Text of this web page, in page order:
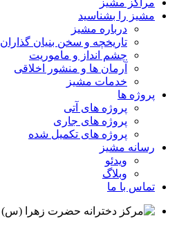
مراکز مشیز
مشیز را بشناسید
درباره مشیز
تاریخچه و سخن بنیان گذاران
چشم انداز و ماموریت
آرمان ها و منشور اخلاقی
خدمات مشیز
پروژه ها
پروژه های آتی
پروژه های جاری
پروژه های تکمیل شده
رسانه مشیز
ویدئو
وبلاگ
تماس با ما